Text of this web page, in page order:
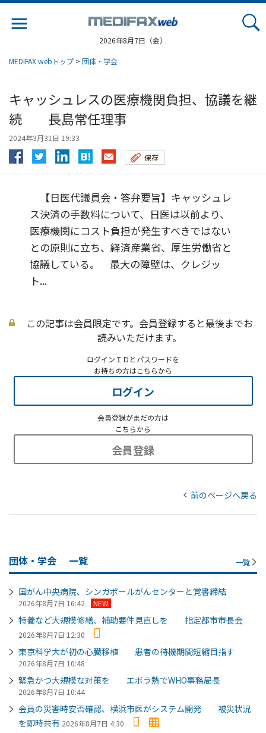
2026年8月7日（金）
MEDIFAX webトップ > 団体・学会
キャッシュレスの医療機関負担、協議を継
続 長島常任理事
2024年3月31日 19:33
保存
【日医代議員会・答弁要旨】キャッシュレ
ス決済の手数料について、日医は以前より、
医療機関にコスト負担が発生すべきではない
との原則に立ち、経済産業省、厚生労働省と
協議している。 最大の障壁は、クレジッ
ト...
この記事は会員限定です。会員登録すると最後までお
読みいただけます。
ログインＩＤとパスワードを
お持ちの方はこちらから
ログイン
会員登録がまだの方は
こちらから
会員登録
前のページへ戻る
団体・学会 一覧 一覧
国がん中央病院、シンガポールがんセンターと覚書締結
2026年8月7日 16:42 NEW
特養など大規模修繕、補助要件見直しを 指定都市市長会
2026年8月7日 12:30
東京科学大が初の心臓移植 患者の待機期間短縮目指す
2026年8月7日 10:48
緊急かつ大規模な対策を エボラ熱でWHO事務局長
2026年8月7日 10:44
会員の災害時安否確認、横浜市医がシステム開発 被災状況
を即時共有 2026年8月7日 4:30